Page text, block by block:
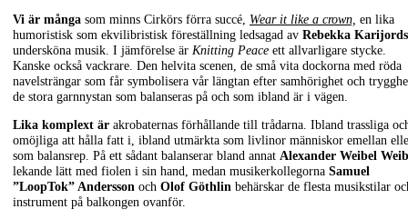
Vi är många som minns Cirkörs förra succé, Wear it like a crown, en lika
humoristisk som ekvilibristisk föreställning ledsagad av Rebekka Karijords
undersköna musik. I jämförelse är Knitting Peace ett allvarligare stycke.
Kanske också vackrare. Den helvita scenen, de små vita dockorna med röda
navelsträngar som får symbolisera vår längtan efter samhörighet och
de stora garnnystan som balanseras på och som ibland är i vägen.
Lika komplext är akrobaternas förhållande till trådarna. Ibland trassliga
omöjliga att hålla fatt i, ibland utmärkta som livlinor människor emellan
som balansrep. På ett sådant balanserar bland annat Alexander Weibel
lekande lätt med fiolen i sin hand, medan musikerkollegorna Samuel
”LoopTok” Andersson och Olof Göthlin behärskar de flesta musikstilar
instrument på balkongen ovanför.